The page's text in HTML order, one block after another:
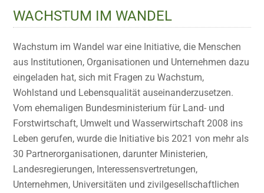
WACHSTUM IM WANDEL
Wachstum im Wandel war eine Initiative, die Menschen
aus Institutionen, Organisationen und Unternehmen dazu
eingeladen hat, sich mit Fragen zu Wachstum,
Wohlstand und Lebensqualität auseinanderzusetzen.
Vom ehemaligen Bundesministerium für Land- und
Forstwirtschaft, Umwelt und Wasserwirtschaft 2008 ins
Leben gerufen, wurde die Initiative bis 2021 von mehr als
30 Partnerorganisationen, darunter Ministerien,
Landesregierungen, Interessensvertretungen,
Unternehmen, Universitäten und zivilgesellschaftlichen